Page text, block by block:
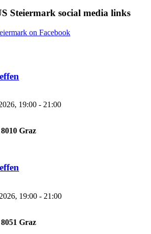
Steiermark social media links
on Facebook
19:00 - 21:00
8010 Graz
19:00 - 21:00
8051 Graz